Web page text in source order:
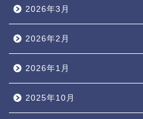
2026年3月
2026年2月
2026年1月
2025年10月